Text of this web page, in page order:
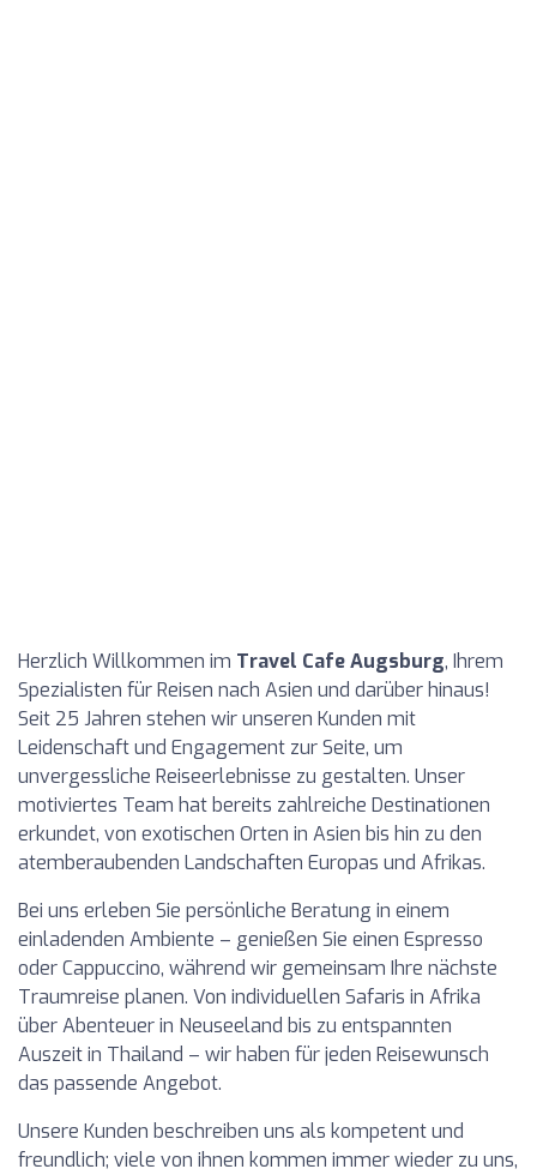
Herzlich Willkommen im Travel Cafe Augsburg, Ihrem
Spezialisten für Reisen nach Asien und darüber hinaus!
Seit 25 Jahren stehen wir unseren Kunden mit
Leidenschaft und Engagement zur Seite, um
unvergessliche Reiseerlebnisse zu gestalten. Unser
motiviertes Team hat bereits zahlreiche Destinationen
erkundet, von exotischen Orten in Asien bis hin zu den
atemberaubenden Landschaften Europas und Afrikas.
Bei uns erleben Sie persönliche Beratung in einem
einladenden Ambiente – genießen Sie einen Espresso
oder Cappuccino, während wir gemeinsam Ihre nächste
Traumreise planen. Von individuellen Safaris in Afrika
über Abenteuer in Neuseeland bis zu entspannten
Auszeit in Thailand – wir haben für jeden Reisewunsch
das passende Angebot.
Unsere Kunden beschreiben uns als kompetent und
freundlich; viele von ihnen kommen immer wieder zu uns,